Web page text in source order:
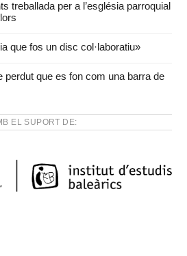
treballada per a l’església parroquial
que fos un disc col·laboratiu»
perdut que es fon com una barra de
EL SUPORT DE: